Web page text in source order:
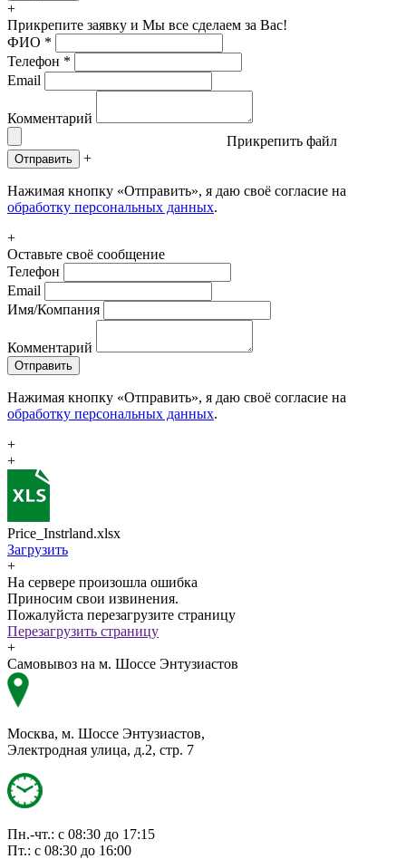
+
Прикрепите заявку и Мы все сделаем за Вас!
ФИО *
Телефон *
Email
Комментарий
Прикрепить файл
Отправить +
Нажимая кнопку «Отправить», я даю своё согласие на
обработку персональных данных.
+
Оставьте своё сообщение
Телефон
Email
Имя/Компания
Комментарий
Отправить
Нажимая кнопку «Отправить», я даю своё согласие на
обработку персональных данных.
+
+
Price_Instrland.xlsx
Загрузить
+
На сервере произошла ошибка
Приносим свои извинения.
Пожалуйста перезагрузите страницу
Перезагрузить страницу
+
Самовывоз на м. Шоссе Энтузиастов
Москва, м. Шоссе Энтузиастов,
Электродная улица, д.2, стр. 7
Пн.-чт.: с 08:30 до 17:15
Пт.: с 08:30 до 16:00